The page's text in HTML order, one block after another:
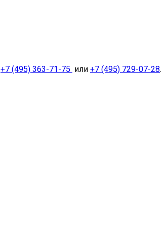
+7 (495) 363-71-75 или +7 (495) 729-07-28.